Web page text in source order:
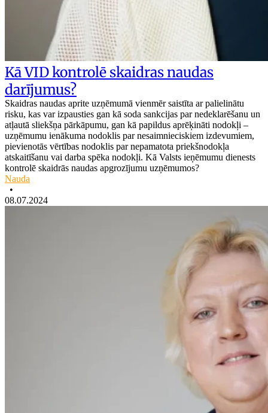
Kā VID kontrolē skaidras naudas
darījumus?
Skaidras naudas aprite uzņēmumā vienmēr saistīta ar palielinātu
risku, kas var izpausties gan kā soda sankcijas par nedeklarēšanu un
atļautā sliekšņa pārkāpumu, gan kā papildus aprēķināti nodokļi –
uzņēmumu ienākuma nodoklis par nesaimnieciskiem izdevumiem,
pievienotās vērtības nodoklis par nepamatota priekšnodokļa
atskaitīšanu vai darba spēka nodokļi. Kā Valsts ieņēmumu dienests
kontrolē skaidrās naudas apgrozījumu uzņēmumos?
Nauda
•
08.07.2024